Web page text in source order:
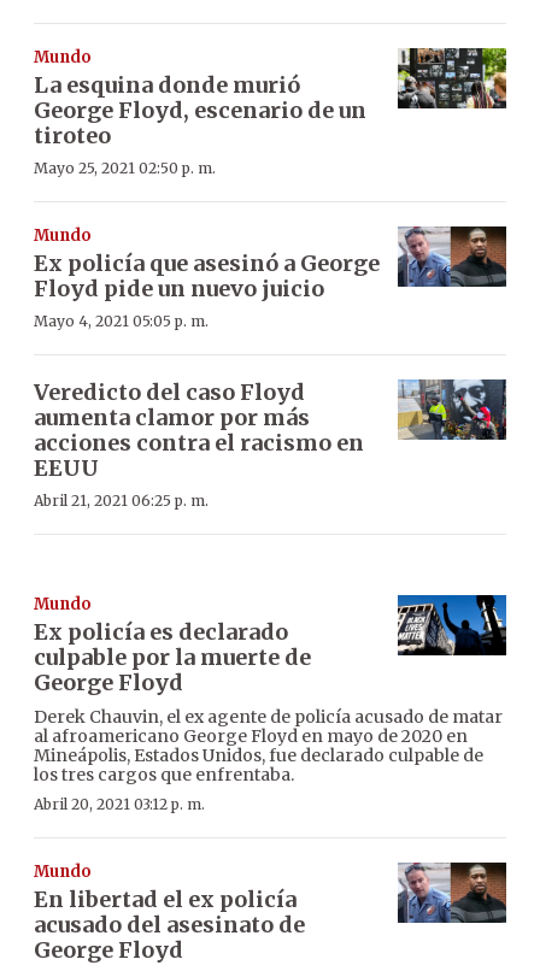
Mundo
La esquina donde murió
George Floyd, escenario de un
tiroteo
Mayo 25, 2021 02:50 p. m.
Mundo
Ex policía que asesinó a George
Floyd pide un nuevo juicio
Mayo 4, 2021 05:05 p. m.
Veredicto del caso Floyd
aumenta clamor por más
acciones contra el racismo en
EEUU
Abril 21, 2021 06:25 p. m.
Mundo
Ex policía es declarado
culpable por la muerte de
George Floyd
Derek Chauvin, el ex agente de policía acusado de matar
al afroamericano George Floyd en mayo de 2020 en
Mineápolis, Estados Unidos, fue declarado culpable de
los tres cargos que enfrentaba.
Abril 20, 2021 03:12 p. m.
Mundo
En libertad el ex policía
acusado del asesinato de
George Floyd